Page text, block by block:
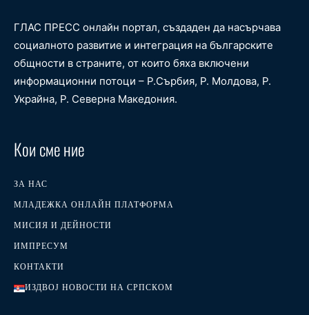
ГЛАС ПРЕСС онлайн портал, създаден да насърчава
социалното развитие и интеграция на българските
общности в страните, от които бяха включени
информационни потоци – Р.Сърбия, Р. Молдова, Р.
Украйна, Р. Северна Македония.
Кои сме ние
ЗА НАС
МЛАДЕЖКА ОНЛАЙН ПЛАТФОРМА
МИСИЯ И ДЕЙНОСТИ
ИМПРЕСУМ
КОНТАКТИ
ИЗДВОЈ НОВОСТИ НА СРПСКОМ